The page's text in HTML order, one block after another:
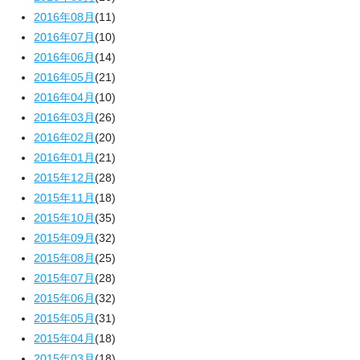
2016年08月(11)
2016年07月(10)
2016年06月(14)
2016年05月(21)
2016年04月(10)
2016年03月(26)
2016年02月(20)
2016年01月(21)
2015年12月(28)
2015年11月(18)
2015年10月(35)
2015年09月(32)
2015年08月(25)
2015年07月(28)
2015年06月(32)
2015年05月(31)
2015年04月(18)